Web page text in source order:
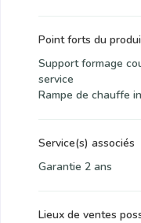
Point forts du
Support formage
service
Rampe de chauffe
Service(s) associés
Garantie 2 ans
Lieux de ventes